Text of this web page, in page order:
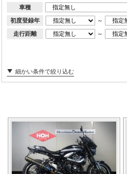
車種
初度登録年
～
走行距離
～
細かい条件で絞り込む